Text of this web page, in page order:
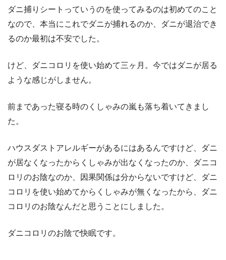
ダニ捕りシートっていうのを使ってみるのは初めてのこと
なので、本当にこれでダニが捕れるのか、ダニが退治でき
るのか最初は不安でした。
けど、ダニコロリを使い始めて三ヶ月。今ではダニが居る
ような感じがしません。
前まであった寝る時のくしゃみの嵐も落ち着いてきまし
た。
ハウスダストアレルギーがあるにはあるんですけど、ダニ
が居なくなったからくしゃみが出なくなったのか、ダニコ
ロリのお陰なのか、因果関係は分からないですけど、ダニ
コロリを使い始めてからくしゃみが無くなったから、ダニ
コロリのお陰なんだと思うことにしました。
ダニコロリのお陰で快眠です。